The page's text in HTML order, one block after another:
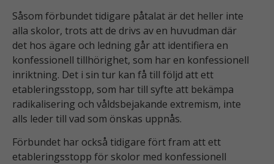
Såsom förbundet tidigare påtalat är det heller inte
alla skolor, trots att de drivs av en huvudman där
det hos ägare och ledning går att identifiera en
konfessionell tillhörighet, som har en konfessionell
inriktning. Det i sin tur kan få till följd att ett
etableringsstopp, som har till syfte att bekämpa
radikalisering och våldsbejakande extremism, inte
alls leder till vad som önskas uppnås.
Förbundet har också tidigare fört fram att ett
etableringsstopp för skolor med konfessionell